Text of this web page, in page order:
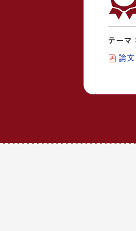
テーマ：
論文